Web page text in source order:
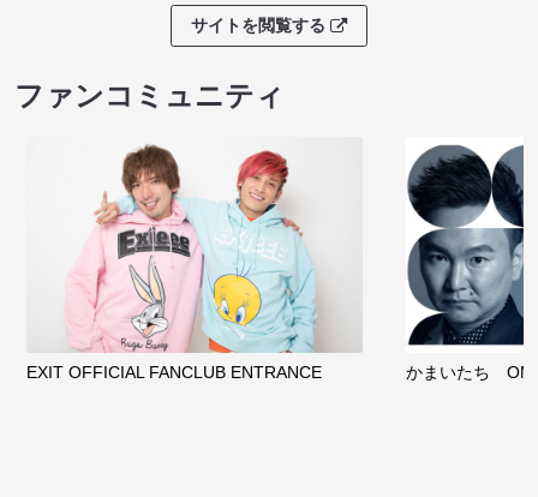
サイトを閲覧する
ファンコミュニティ
EXIT OFFICIAL FANCLUB ENTRANCE かまいたち